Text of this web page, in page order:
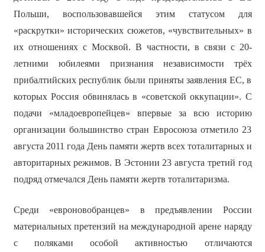
Польши, воспользовавшейся этим статусом для
«раскрутки» исторических сюжетов, «чувствительных» в
их отношениях с Москвой. В частности, в связи с 20-
летними юбилеями признания независимости трёх
прибалтийских республик были приняты заявления ЕС, в
которых Россия обвинялась в «советской оккупации». С
подачи «младоевропейцев» впервые за всю историю
организации большинство стран Евросоюза отметило 23
августа 2011 года День памяти жертв всех тоталитарных и
авторитарных режимов. В Эстонии 23 августа третий год
подряд отмечался День памяти жертв тоталитаризма.
Среди «евроновобранцев» в предъявлении России
материальных претензий на международной арене наряду
с поляками особой активностью отличаются